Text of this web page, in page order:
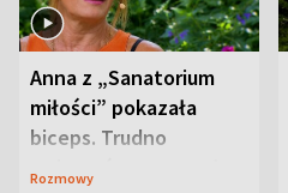
Anna z „Sanatorium
miłości” pokazała
biceps. Trudno
uwierzyć, co przeszła
Rozmowy